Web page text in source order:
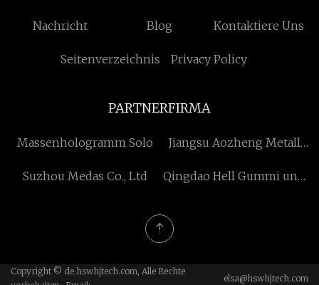
Nachricht Blog Kontaktiere Uns
Seitenverzeichnis Privacy Policy
PARTNERFIRMA
Massenhologramm Solo
Jiangsu Aozheng Metall
Suzhou Medas Co., Ltd
Qingdao Hell Gummi und
Copyright © de.hswhjtech.com, Alle Rechte
elsa@hswhjtech.com